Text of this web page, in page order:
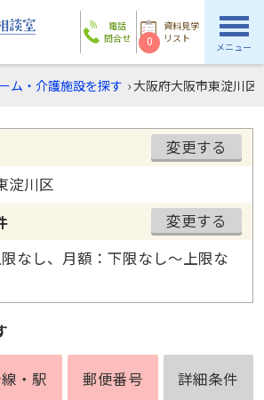
電話
問合せ
資料見学
リスト
0 メニュー
ム・介護施設を探す ›大阪府大阪市東淀川区
変更する
淀川区
変更する
なし、月額：下限なし〜上限な
・駅 郵便番号 詳細条件